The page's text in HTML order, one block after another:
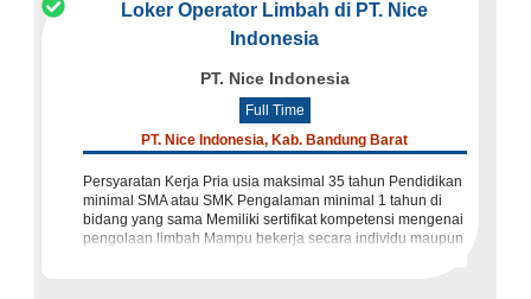
Loker Operator Limbah di PT. Nice
Indonesia
PT. Nice Indonesia
Full Time
PT. Nice Indonesia, Kab. Bandung Barat
Persyaratan Kerja Pria usia maksimal 35 tahun Pendidikan
minimal SMA atau SMK Pengalaman minimal 1 tahun di
bidang yang sama Memiliki sertifikat kompetensi mengenai
pengolaan limbah Mampu bekerja secara individu maupun